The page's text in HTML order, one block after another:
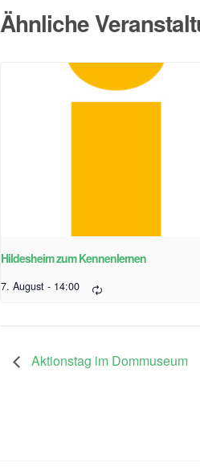
Ähnliche
Hildesheim zum Kennenlernen
7. August - 14:00
Aktionstag im Dommuseum